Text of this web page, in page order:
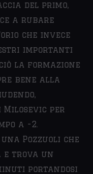
del primo,
a rubare
che invece
importanti
la formazione
bene alla
Milosevic per
a -2.
Pozzuoli che
e trova un
portandosi